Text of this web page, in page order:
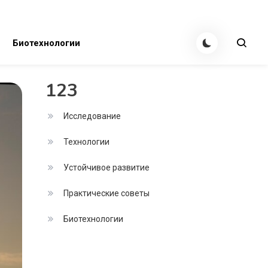
Биотехнологии
123
Исследование
Технологии
Устойчивое развитие
Практические советы
Биотехнологии